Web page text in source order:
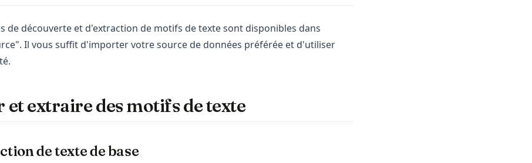
de découverte et d'extraction de motifs de texte sont disponibles dans
Il vous suffit d'importer votre source de données préférée et d'utiliser
extraire des motifs de texte
de texte de base